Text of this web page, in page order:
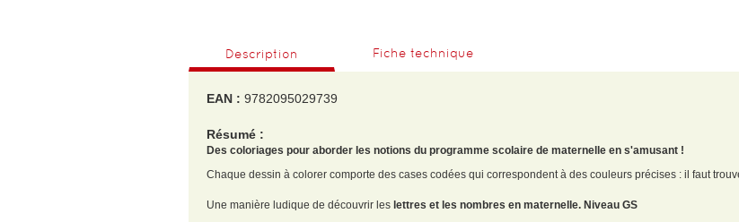
Description Fiche technique
EAN : 9782095029739
Résumé :
Des coloriages pour aborder les notions du programme scolaire de maternelle en s'amusant !
Chaque dessin à colorer comporte des cases codées qui correspondent à des couleurs précises : il faut
Une manière ludique de découvrir les lettres et les nombres en maternelle. Niveau GS